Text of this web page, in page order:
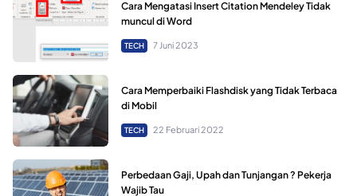
Cara Mengatasi Insert Citation Mendeley Tidak
muncul di Word
TECH 7 Juni 2023
Cara Memperbaiki Flashdisk yang Tidak Terbaca
di Mobil
TECH 22 Februari 2022
Perbedaan Gaji, Upah dan Tunjangan ? Pekerja
Wajib Tau